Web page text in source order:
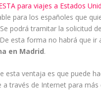
para viajes a Estados
para los españoles que
podrá tramitar la solicitud
esta forma no habrá que ir
en Madrid.
esta ventaja es que puede
a través de Internet para más